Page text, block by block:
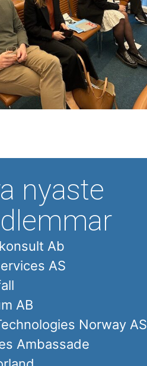
nyaste
Ab
AS
AB
Norway AS
Ambassade